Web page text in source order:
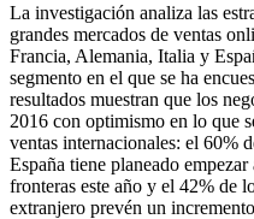
La investigación analiza las
grandes mercados de ventas
Francia, Alemania, Italia y
segmento en el que se ha
resultados muestran que los
2016 con optimismo en lo que
ventas internacionales: el 60%
España tiene planeado
fronteras este año y el 42% de
extranjero prevén un